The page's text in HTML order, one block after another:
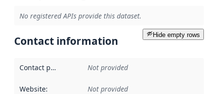
No registered APIs provide this dataset.
Hide empty rows
Contact information
Contact point Not provided
Website: Not provided